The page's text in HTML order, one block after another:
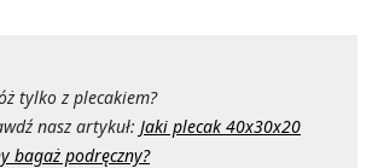
tylko z plecakiem?
nasz artykuł: Jaki plecak 40x30x20
bagaż podręczny?